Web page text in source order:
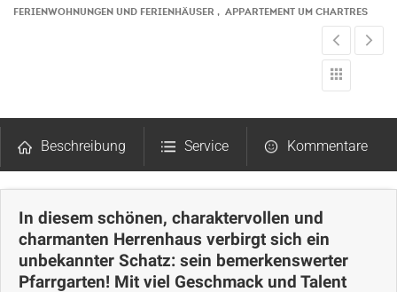
FERIENWOHNUNGEN UND FERIENHÄUSER , APPARTEMENT UM CHARTRES
Beschreibung Service Kommentare
In diesem schönen, charaktervollen und
charmanten Herrenhaus verbirgt sich ein
unbekannter Schatz: sein bemerkenswerter
Pfarrgarten! Mit viel Geschmack und Talent